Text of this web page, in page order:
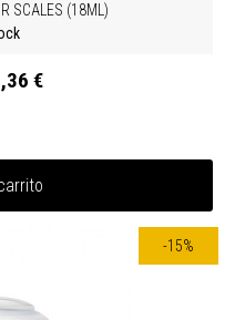
SCALES (18ML)
€
-15%